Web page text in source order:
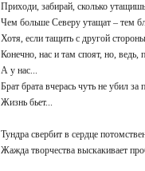
Приходи, забирай, сколько
Чем больше Северу утащат – тем
Хотя, если тащить с другой
Конечно, нас и там споят, но,
А у нас...
Брат брата вчерась чуть не убил
Жизнь бьет...
Тундра свербит в сердце
Жажда творчества выскакивает